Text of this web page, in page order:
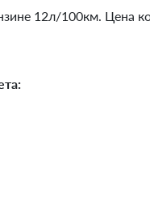
12л/100км. Цена